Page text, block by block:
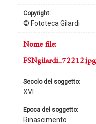
copyright:
© Fototeca Gilardi
secolo del soggetto:
XVI
epoca del soggetto:
Rinascimento
nome file:
FSNgilardi_72212.jpg